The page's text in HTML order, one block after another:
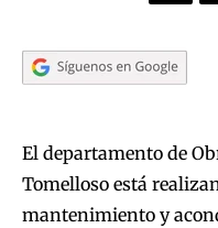
El departamento de
Tomelloso está
mantenimiento y